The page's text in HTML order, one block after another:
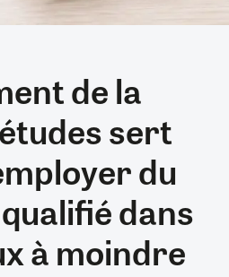
de la
sert
du
dans
à moindre